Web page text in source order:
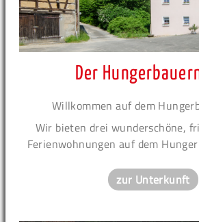
Der
Willkommen auf dem
Wir bieten drei wunderschöne,
Ferienwohnungen auf dem
zur Unterkunft